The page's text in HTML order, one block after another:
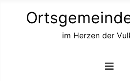
im Herzen der